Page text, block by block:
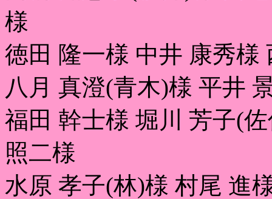
様
徳田 隆一様 中井 康秀様
八月 真澄(青木)様 平井
福田 幹士様 堀川 芳子(
照二様
水原 孝子(林)様 村尾 進